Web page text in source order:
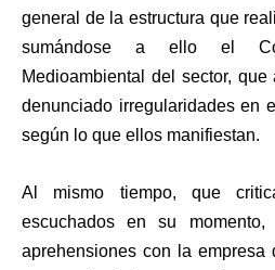
general de la estructura que
sumándose a ello el
Medioambiental del sector,
denunciado irregularidades en
según lo que ellos manifiestan.
Al mismo tiempo, que
escuchados en su momento,
aprehensiones con la empresa